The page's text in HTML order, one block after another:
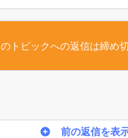
トピックへの返信は締め
前の返信を表